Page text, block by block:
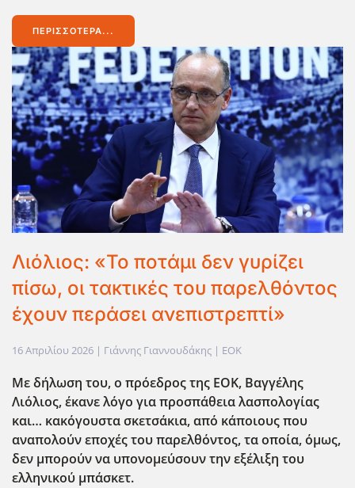
ΠΕΡΙΣΣΌΤΕΡΑ...
Λιόλιος: «Το ποτάμι δεν γυρίζει
πίσω, οι τακτικές του παρελθόντος
έχουν περάσει ανεπιστρεπτί»
16 Απριλίου 2026 | Γιάννης Γιαννουδάκης | EOK
Με δήλωση του, ο πρόεδρος της ΕΟΚ, Βαγγέλης
Λιόλιος, έκανε λόγο για προσπάθεια λασπολογίας
και… κακόγουστα σκετσάκια, από κάποιους που
αναπολούν εποχές του παρελθόντος, τα οποία, όμως,
δεν μπορούν να υπονομεύσουν την εξέλιξη του
ελληνικού μπάσκετ.